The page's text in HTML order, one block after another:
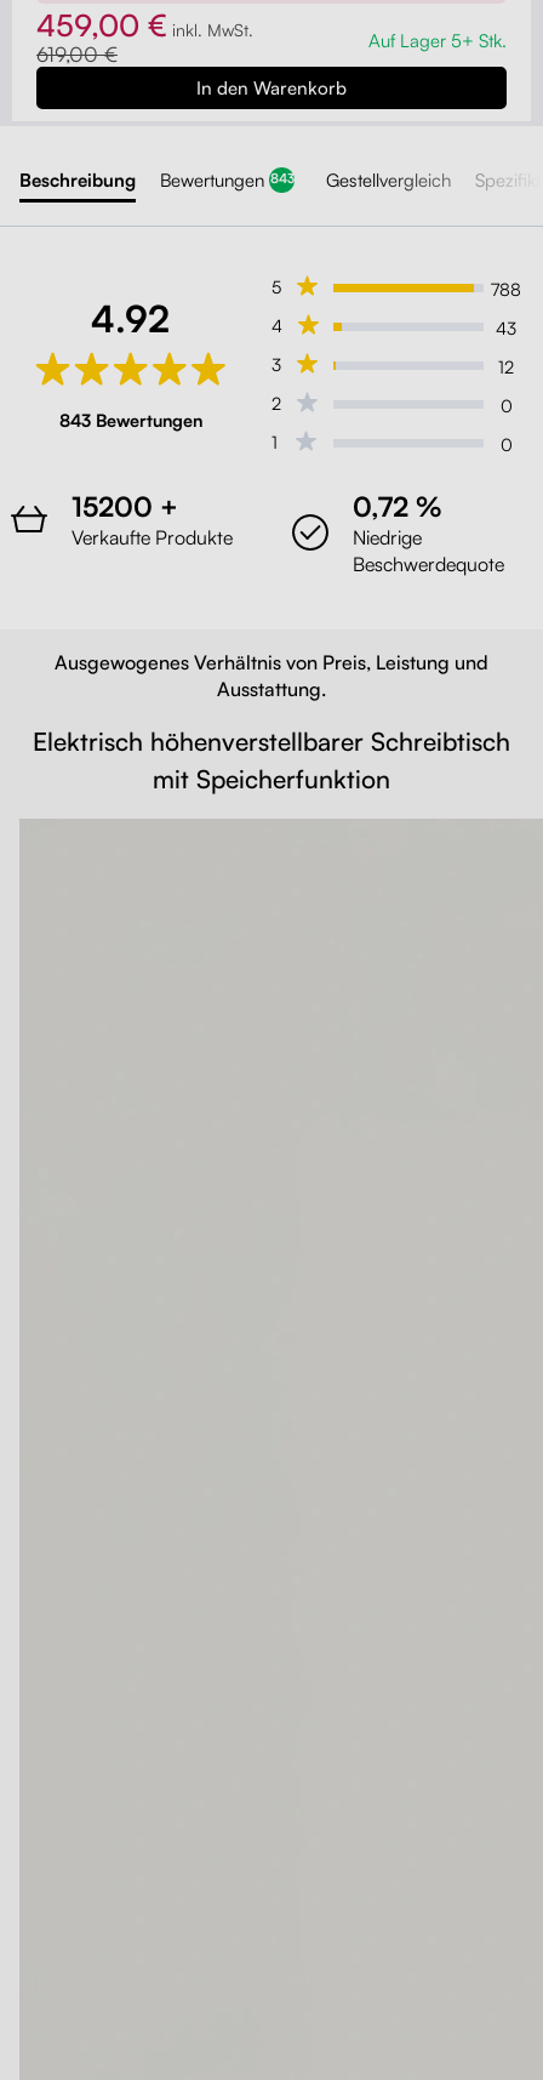
459,00 € inkl. MwSt.
619,00 €
Auf Lager 5+ Stk.
Beschreibung Bewertungen 843 Gestellvergleich
4.92
843 Bewertungen
5
788
4
43
3
12
2
0
1
0
15200 +
Verkaufte Produkte
0,72 %
Niedrige
Beschwerdequote
Ausgewogenes Verhältnis von Preis, Leistung und
Ausstattung.
Elektrisch höhenverstellbarer Schreibtisch
mit Speicherfunktion